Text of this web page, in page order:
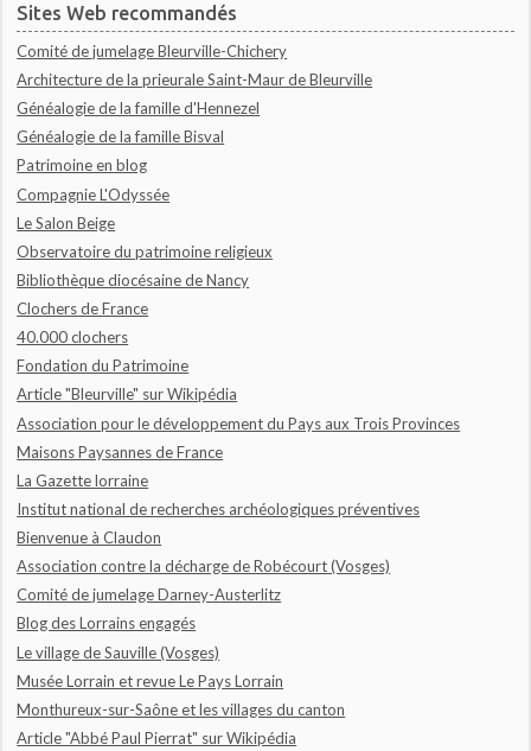
Sites Web recommandés
Comité de jumelage Bleurville-Chichery
Architecture de la prieurale Saint-Maur de Bleurville
Généalogie de la famille d'Hennezel
Généalogie de la famille Bisval
Patrimoine en blog
Compagnie L'Odyssée
Le Salon Beige
Observatoire du patrimoine religieux
Bibliothèque diocésaine de Nancy
Clochers de France
40.000 clochers
Fondation du Patrimoine
Article "Bleurville" sur Wikipédia
Association pour le développement du Pays aux Trois Provinces
Maisons Paysannes de France
La Gazette lorraine
Institut national de recherches archéologiques préventives
Bienvenue à Claudon
Association contre la décharge de Robécourt (Vosges)
Comité de jumelage Darney-Austerlitz
Blog des Lorrains engagés
Le village de Sauville (Vosges)
Musée Lorrain et revue Le Pays Lorrain
Monthureux-sur-Saône et les villages du canton
Article "Abbé Paul Pierrat" sur Wikipédia